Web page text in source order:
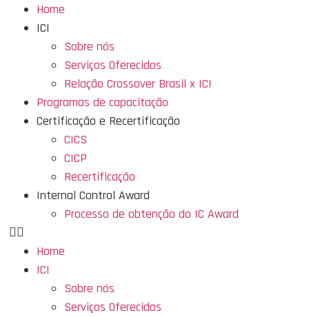
Home
ICI
Sobre nós
Serviços Oferecidos
Relação Crossover Brasil x ICI
Programas de capacitação
Certificação e Recertificação
CICS
CICP
Recertificação
Internal Control Award
Processo de obtenção do IC Award
Home
ICI
Sobre nós
Serviços Oferecidos